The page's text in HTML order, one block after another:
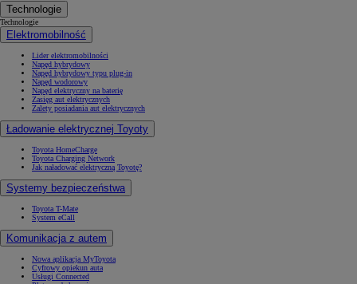
Technologie
Technologie
Elektromobilność
Lider elektromobilności
Napęd hybrydowy
Napęd hybrydowy typu plug-in
Napęd wodorowy
Napęd elektryczny na baterię
Zasięg aut elektrycznych
Zalety posiadania aut elektrycznych
Ładowanie elektrycznej Toyoty
Toyota HomeCharge
Toyota Charging Network
Jak naładować elektryczną Toyotę?
Systemy bezpieczeństwa
Toyota T-Mate
System eCall
Komunikacja z autem
Nowa aplikacja MyToyota
Cyfrowy opiekun auta
Usługi Connected